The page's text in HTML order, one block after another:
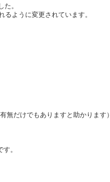
。
ように変更されています。
無だけでもありますと助かります）
。